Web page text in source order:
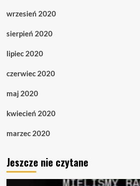
wrzesień 2020
sierpień 2020
lipiec 2020
czerwiec 2020
maj 2020
kwiecień 2020
marzec 2020
Jeszcze nie czytane